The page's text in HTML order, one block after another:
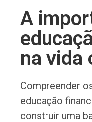
A
na vida
Compreender
educação
construir uma